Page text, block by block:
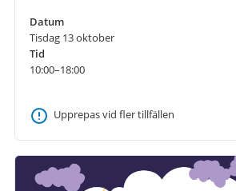
Datum
Tisdag 13 oktober
Tid
10:00–18:00
Upprepas vid fler tillfällen